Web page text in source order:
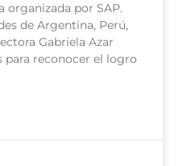
organizada por SAP.
de Argentina, Perú,
Gabriela Azar
para reconocer el logro